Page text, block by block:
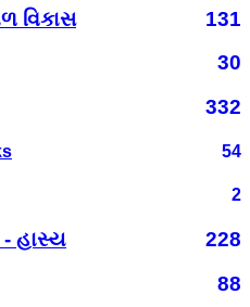
વિકાસ
131
30
332
54
2
હાસ્ય
228
88